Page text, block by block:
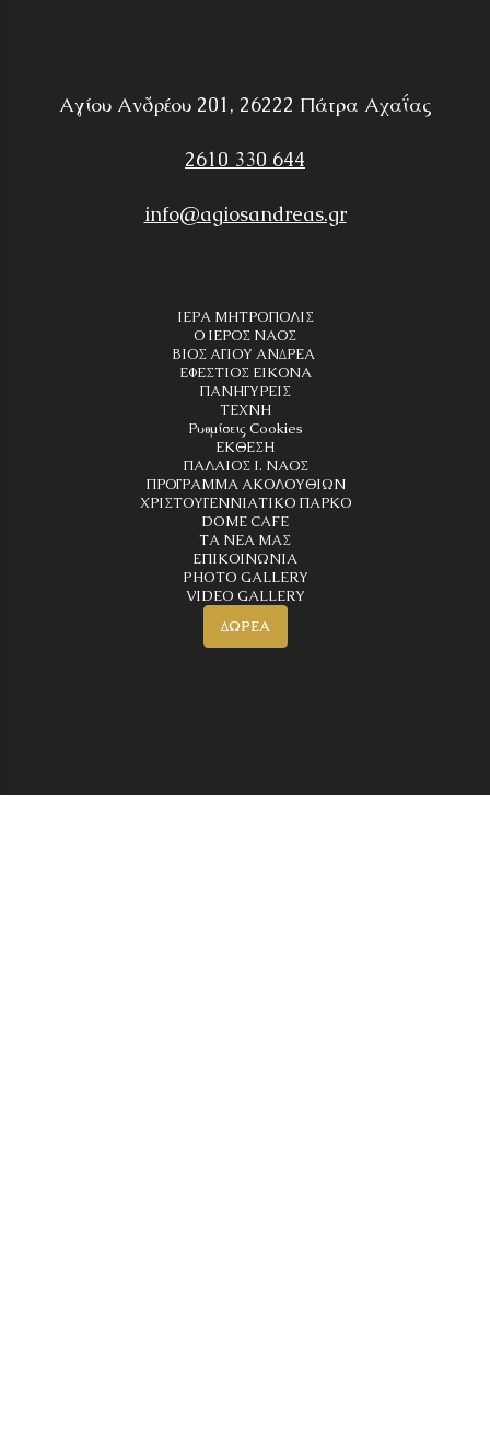
Αγίου Ανδρέου 201, 26222 Πάτρα Αχαΐας
2610 330 644
info@agiosandreas.gr
ΙΕΡΑ ΜΗΤΡΟΠΟΛΙΣ
Ο ΙΕΡΟΣ ΝΑΟΣ
ΒΙΟΣ ΑΓΙΟΥ ΑΝΔΡΕΑ
ΕΦΕΣΤΙΟΣ ΕΙΚΟΝΑ
ΠΑΝΗΓΥΡΕΙΣ
ΤΕΧΝΗ
Ρυθμίσεις Cookies
ΕΚΘΕΣΗ
ΠΑΛΑΙΟΣ Ι. ΝΑΟΣ
ΠΡΟΓΡΑΜΜΑ ΑΚΟΛΟΥΘΙΩΝ
ΧΡΙΣΤΟΥΓΕΝΝΙΑΤΙΚΟ ΠΑΡΚΟ
DOME CAFE
ΤΑ ΝΕΑ ΜΑΣ
ΕΠΙΚΟΙΝΩΝΙΑ
PHOTO GALLERY
VIDEO GALLERY
ΔΩΡΕΑ